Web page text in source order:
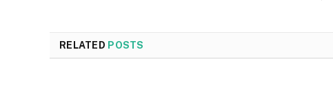
RELATED POSTS